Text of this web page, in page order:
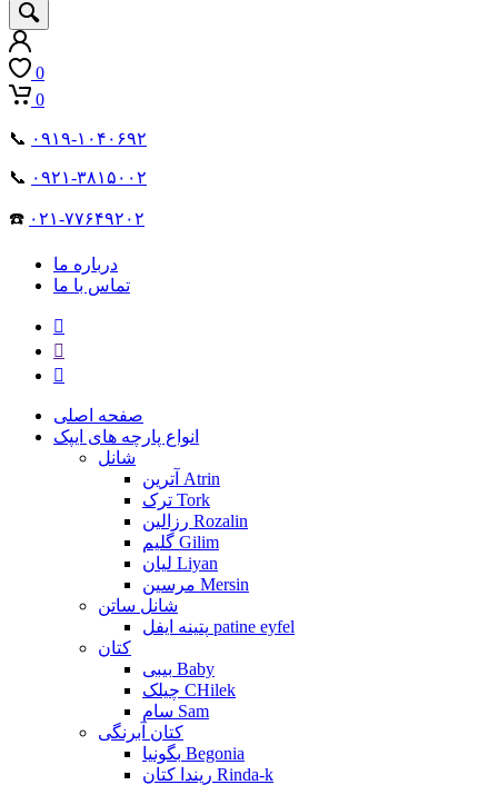
0
0
📞 ۰۹۱۹-۱۰۴۰۶۹۲
📞 ۰۹۲۱-۳۸۱۵۰۰۲
☎️ ۰۲۱-۷۷۶۴۹۲۰۲
درباره ما
تماس با ما
صفحه اصلی
انواع پارچه های ایپک
شانل
آترین Atrin
ترک Tork
رزالین Rozalin
گلیم Gilim
لیان Liyan
مرسین Mersin
شانل ساتن
پتینه ایفل patine eyfel
کتان
بیبی Baby
چیلک CHilek
سام Sam
کتان آبرنگی
بگونیا Begonia
ریندا کتان Rinda-k